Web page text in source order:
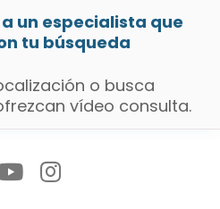
un especialista que
tu búsqueda
o busca
vídeo consulta.